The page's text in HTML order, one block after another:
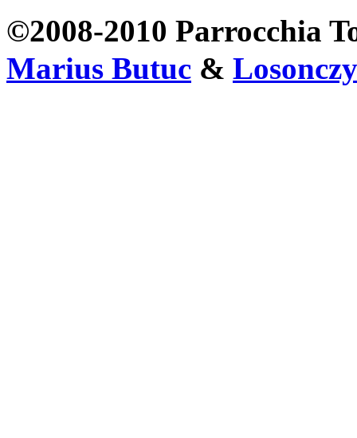
©2008-2010 Parrocchia
Marius Butuc &